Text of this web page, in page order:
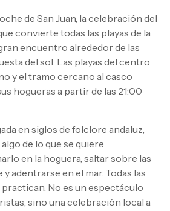
de San Juan, la celebración del
convierte todas las playas de la
encuentro alrededor de las
del sol. Las playas del centro
y el tramo cercano al casco
hogueras a partir de las 21:00
en siglos de folclore andaluz,
de lo que se quiere
en la hoguera, saltar sobre las
adentrarse en el mar. Todas las
practican. No es un espectáculo
sino una celebración local a